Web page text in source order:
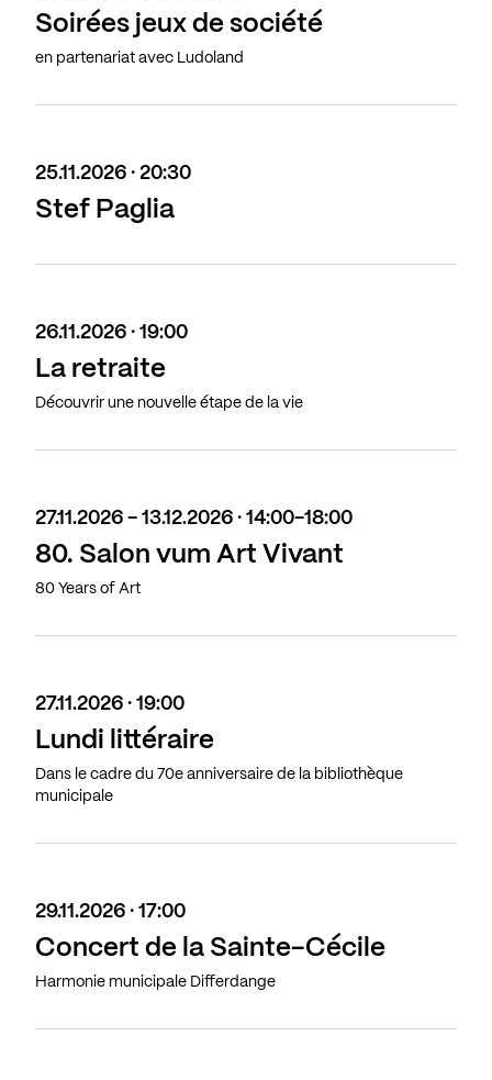
Soirées jeux de société
en partenariat avec Ludoland
25.11.2026 · 20:30
Stef Paglia
26.11.2026 · 19:00
La retraite
Découvrir une nouvelle étape de la vie
27.11.2026 - 13.12.2026 · 14:00-18:00
80. Salon vum Art Vivant
80 Years of Art
27.11.2026 · 19:00
Lundi littéraire
Dans le cadre du 70e anniversaire de la bibliothèque
municipale
29.11.2026 · 17:00
Concert de la Sainte-Cécile
Harmonie municipale Differdange